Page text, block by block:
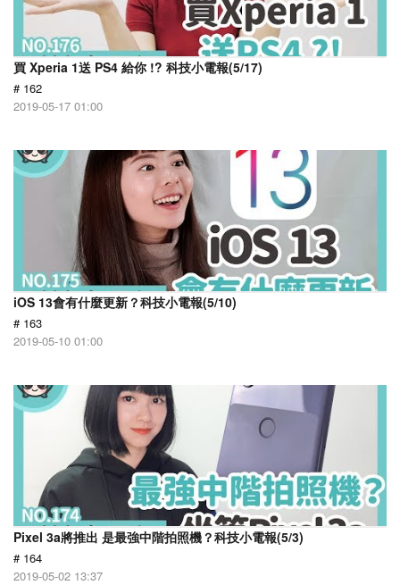
買 Xperia 1送 PS4 給你 !? 科技小電報(5/17)
# 162
2019-05-17 01:00
iOS 13會有什麼更新？科技小電報(5/10)
# 163
2019-05-10 01:00
Pixel 3a將推出 是最強中階拍照機？科技小電報(5/3)
# 164
2019-05-02 13:37